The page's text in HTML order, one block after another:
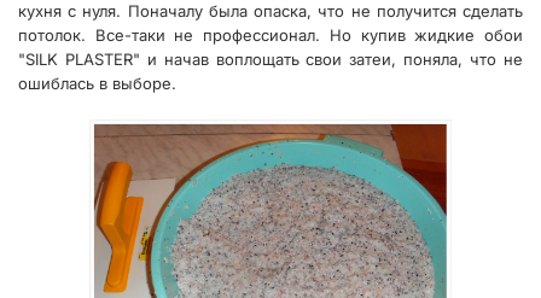
кухня с нуля. Поначалу была опаска, что не получится сделать
потолок. Все-таки не профессионал. Но купив жидкие обои
"SILK PLASTER" и начав воплощать свои затеи, поняла, что не
ошиблась в выборе.